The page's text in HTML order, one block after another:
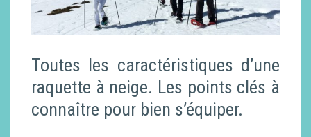
Toutes les caractéristiques d’une
raquette à neige. Les points clés à
connaître pour bien s’équiper.